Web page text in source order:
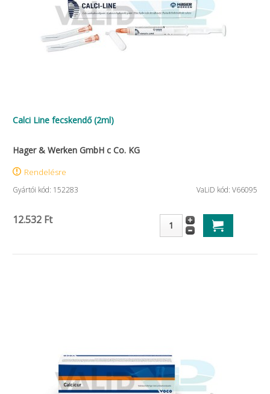
Calci Line fecskendő (2ml)
Hager & Werken GmbH c Co. KG
Rendelésre
Gyártói kód: 152283 VaLiD kód: V66095
12.532 Ft